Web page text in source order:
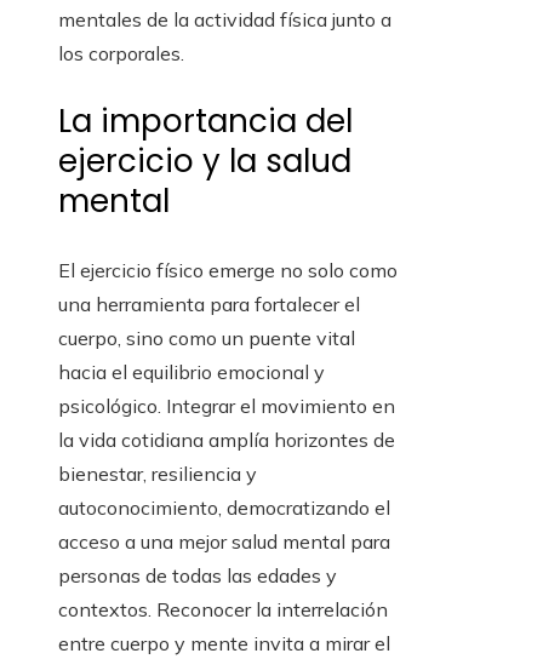
mentales de la actividad física junto a
los corporales.
La importancia del
ejercicio y la salud
mental
El ejercicio físico emerge no solo como
una herramienta para fortalecer el
cuerpo, sino como un puente vital
hacia el equilibrio emocional y
psicológico. Integrar el movimiento en
la vida cotidiana amplía horizontes de
bienestar, resiliencia y
autoconocimiento, democratizando el
acceso a una mejor salud mental para
personas de todas las edades y
contextos. Reconocer la interrelación
entre cuerpo y mente invita a mirar el